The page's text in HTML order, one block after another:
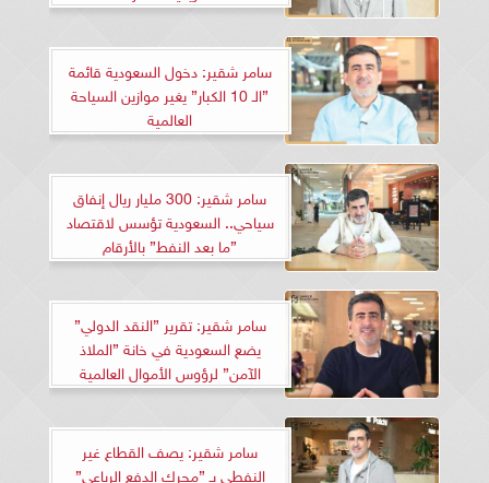
سامر شقير: دخول السعودية قائمة
”الـ 10 الكبار” يغير موازين السياحة
العالمية
سامر شقير: 300 مليار ريال إنفاق
سياحي.. السعودية تؤسس لاقتصاد
”ما بعد النفط” بالأرقام
سامر شقير: تقرير ”النقد الدولي”
يضع السعودية في خانة ”الملاذ
الآمن” لرؤوس الأموال العالمية
سامر شقير: يصف القطاع غير
النفطي بـ ”محرك الدفع الرباعي”